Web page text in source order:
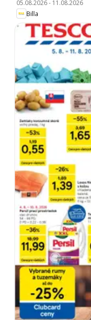
05.08.2026- 11.08.2026
Billa